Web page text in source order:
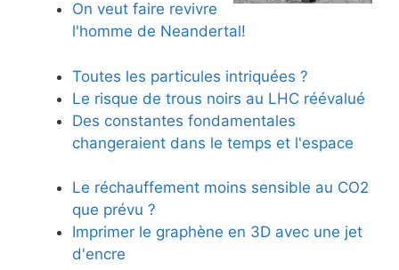
On veut faire revivre
l'homme de Neandertal!
Toutes les particules intriquées ?
Le risque de trous noirs au LHC réévalué
Des constantes fondamentales
changeraient dans le temps et l'espace
Le réchauffement moins sensible au CO2
que prévu ?
Imprimer le graphène en 3D avec une jet
d'encre